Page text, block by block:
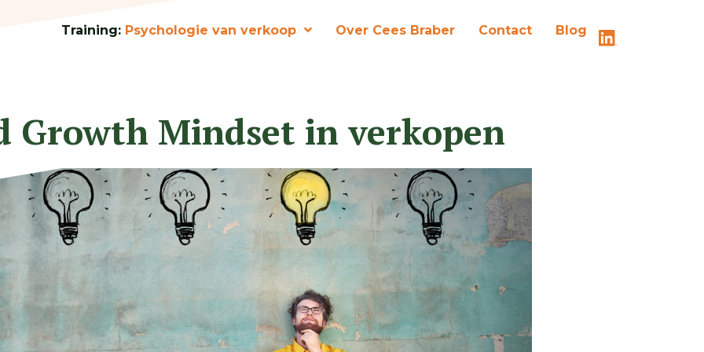
Training:Psychologie van verkoop Over Cees Braber Contact Blog
Growth Mindset in verkopen